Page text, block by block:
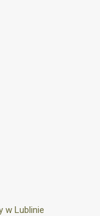
w Lublinie